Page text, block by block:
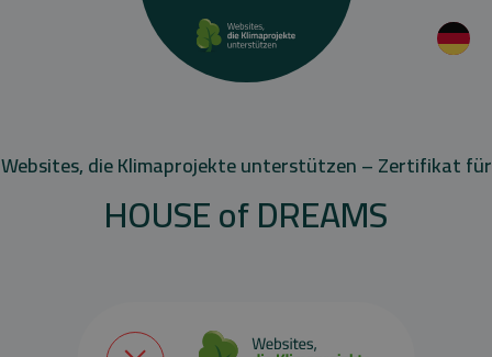
Websites, die Klimaprojekte unterstützen – Zertifikat für
HOUSE of DREAMS